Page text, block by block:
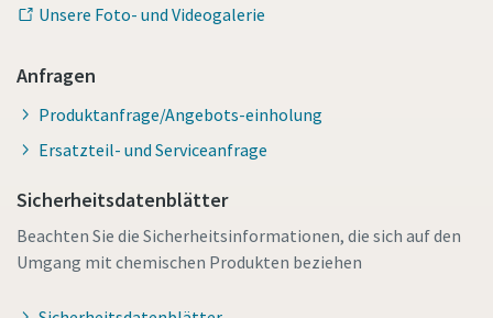
Unsere Foto- und Videogalerie
Anfragen
Produktanfrage/Angebots-einholung
Ersatzteil- und Serviceanfrage
Sicherheitsdatenblätter
Beachten Sie die Sicherheitsinformationen, die sich auf den
Umgang mit chemischen Produkten beziehen